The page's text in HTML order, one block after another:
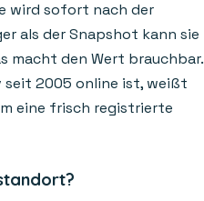
wird sofort nach der
als der Snapshot kann sie
macht den Wert brauchbar.
seit 2005 online ist, weißt
eine frisch registrierte